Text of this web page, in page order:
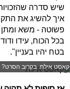
איך להשיג את
פשוטה - משא ומתן
בכל הכוח, עידו
בטח יהיו בעניין".
קאסט אילת. בקרוב הסרט?